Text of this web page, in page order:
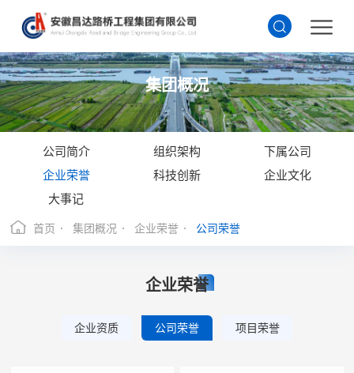
集团概况
公司简介 组织架构
下属公司
企业荣誉
科技创新
企业文化
大事记
首页 集团概况 企业荣誉 公司荣誉
企业荣誉
企业资质 公司荣誉 项目荣誉